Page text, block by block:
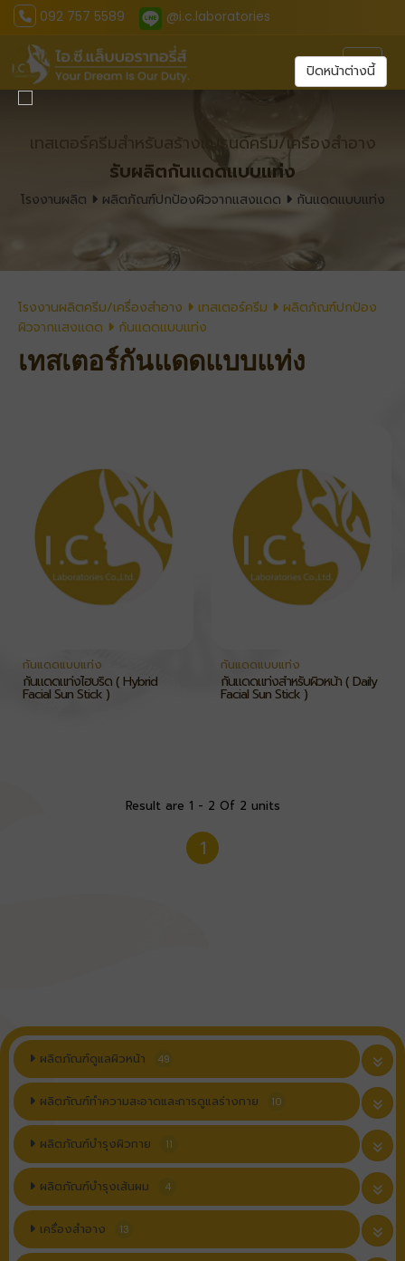
092 757 5589 @i.c.laboratories
เทสเตอร์ครีมสำหรับสร้างแบรนด์ครีม/เครืองสำอาง
รับผลิตกันแดดแบบแท่ง
โรงงานผลิต ผลิตภัณฑ์ปกป้องผิวจากแสงแดด กันแดดแบบแท่ง
โรงงานผลิตครีม/เครื่องสำอาง เทสเตอร์ครีม
ผลิตภัณฑ์ปกป้อง
ผิวจากแสงแดด
กันแดดแบบแท่ง
เทสเตอร์กันแดดแบบแท่ง
กันแดดแบบแท่ง
กันแดดแท่งไฮบริด ( Hybrid
Facial Sun Stick )
กันแดดแบบแท่ง
กันแดดแท่งสำหรับผิวหน้า ( Daily
Facial Sun Stick )
Result are 1 - 2 Of 2 units
1
ผลิตภัณฑ์ดูแลผิวหน้า 49
ผลิตภัณฑ์ทำความสะอาดและการดูแลร่างกาย 10
ผลิตภัณฑ์บำรุงผิวกาย 11
ผลิตภัณฑ์บำรุงเส้นผม 4
เครื่องสำอาง 13
ปิดหน้าต่างนี้